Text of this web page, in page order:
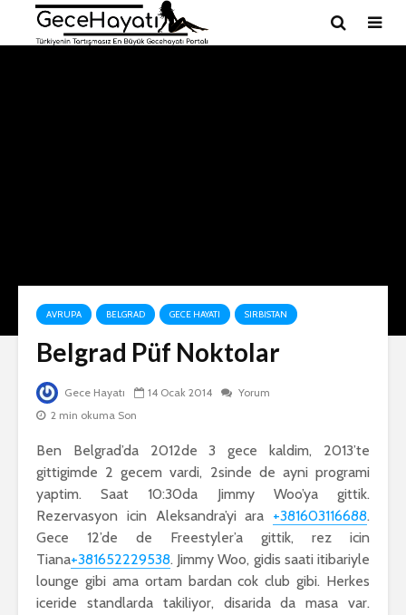
AVRUPA BELGRAD GECE HAYATI SIRBISTAN
Belgrad Püf Noktolar
Gece Hayatı 14 Ocak 2014
Yorum
2 min okuma Son
Ben Belgrad’da 2012de 3 gece kaldim, 2013’te
gittigimde 2 gecem vardi, 2sinde de ayni programi
yaptim. Saat 10:30da Jimmy Woo’ya gittik.
Rezervasyon icin Aleksandra’yi ara +381603116688.
Gece 12’de de Freestyler’a gittik, rez icin
Tiana+381652229538. Jimmy Woo, gidis saati itibariyle
lounge gibi ama ortam bardan cok club gibi. Herkes
iceride standlarda takiliyor, disarida da masa var.